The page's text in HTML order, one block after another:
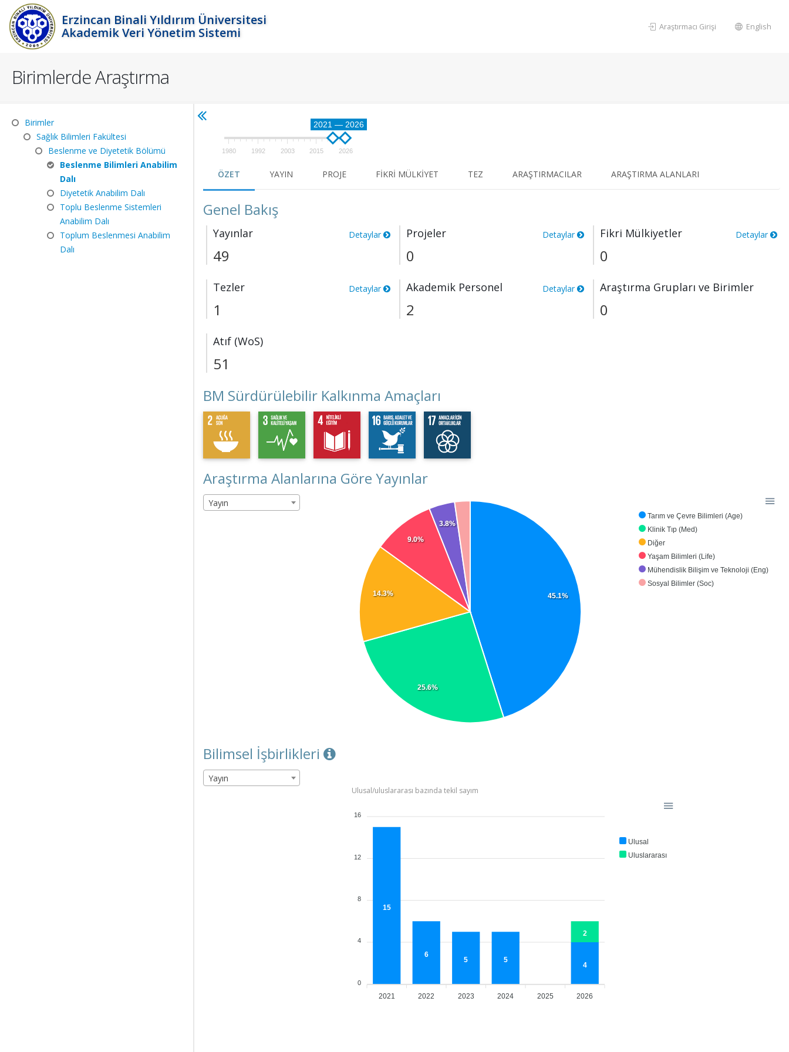
Erzincan Binali Yıldırım Üniversitesi
Akademik Veri Yönetim Sistemi
Araştırmacı Girişi English
Birimlerde Araştırma
Birimler
Sağlık Bilimleri Fakültesi
Beslenme ve Diyetetik Bölümü
Beslenme Bilimleri Anabilim
Dalı
Diyetetik Anabilim Dalı
Toplu Beslenme Sistemleri
Anabilim Dalı
Toplum Beslenmesi Anabilim
Dalı
2021 — 2026
1980 1992 2003 2015 2026
ÖZET YAYIN PROJE FIKRI MÜLKIYET TEZ ARAŞTIRMACILAR ARAŞTIRMA ALANLARI
Genel Bakış
Yayınlar Detaylar
49
Projeler Detaylar
0
Fikri Mülkiyetler Detaylar
0
Tezler Detaylar
1
Akademik Personel Detaylar
2
Araştırma Grupları ve Birimler
0
Atıf (WoS)
51
BM Sürdürülebilir Kalkınma Amaçları
Araştırma Alanlarına Göre Yayınlar
Yayın
Tarım ve Çevre Bilimleri (Age)
Klinik Tıp (Med)
Diğer
Yaşam Bilimleri (Life)
Mühendislik Bilişim ve Teknoloji (Eng)
Sosyal Bilimler (Soc)
45.1%
25.6%
14.3%
9.0%
3.8%
Bilimsel İşbirlikleri
Yayın
Ulusal/uluslararası bazında tekil sayım
Ulusal
Uluslararası
2021 2022 2023 2024 2025 2026
15
6
5 5
4
2
16
12
8
4
0